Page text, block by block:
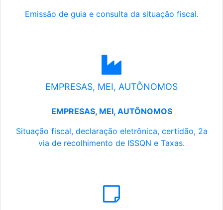
Emissão de guia e consulta da situação fiscal.
EMPRESAS, MEI, AUTÔNOMOS
EMPRESAS, MEI, AUTÔNOMOS
Situação fiscal, declaração eletrônica, certidão, 2a
via de recolhimento de ISSQN e Taxas.